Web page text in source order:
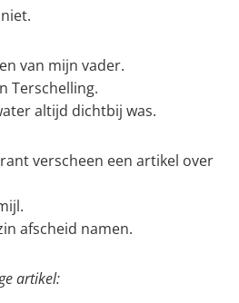
van mijn vader.
Terschelling.
altijd dichtbij was.
verscheen een artikel over
afscheid namen.
artikel: